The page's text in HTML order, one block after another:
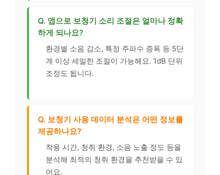
Q. 앱으로 보청기 소리 조절은 얼마나 정확
하게 되나요?
환경별 소음 감소, 특정 주파수 증폭 등 5단
계 이상 세밀한 조절이 가능해요. 1dB 단위
조정도 됩니다.
Q. 보청기 사용 데이터 분석은 어떤 정보를
제공하나요?
착용 시간, 청취 환경, 소음 노출 정도 등을
분석해 최적의 청취 환경을 추천받을 수 있
어요.